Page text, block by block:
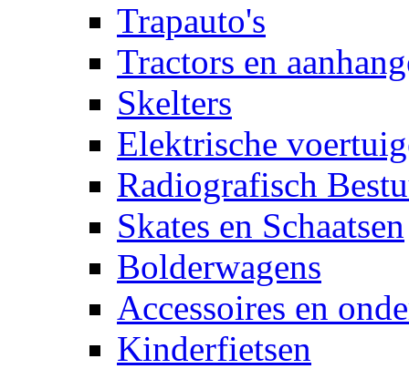
Trapauto's
Tractors en
Skelters
Elektrische
Radiografisch
Skates en Schaatsen
Bolderwagens
Accessoires en
Kinderfietsen